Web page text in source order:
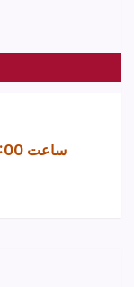
ساعت 20:00